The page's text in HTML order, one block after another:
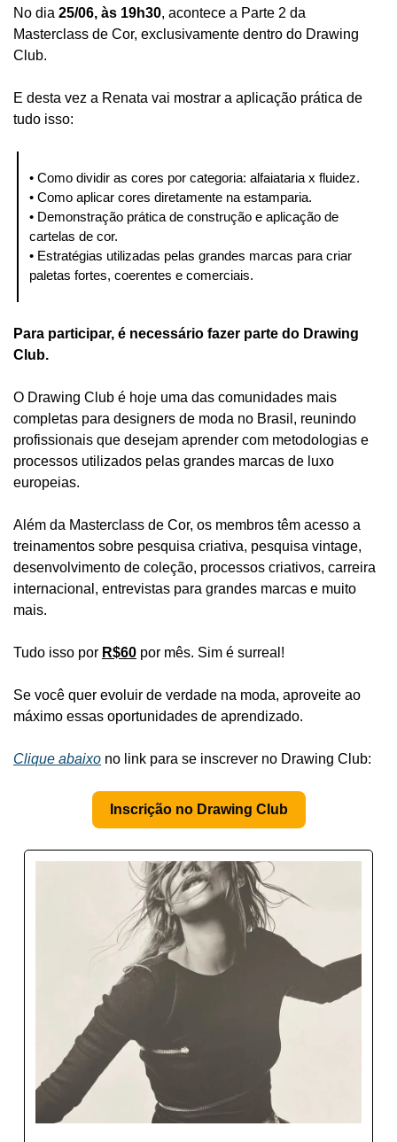
No dia 25/06, às 19h30, acontece a Parte 2 da
Masterclass de Cor, exclusivamente dentro do Drawing
Club.
E desta vez a Renata vai mostrar a aplicação prática de
tudo isso:
• Como dividir as cores por categoria: alfaiataria x fluidez.
• Como aplicar cores diretamente na estamparia.
• Demonstração prática de construção e aplicação de
cartelas de cor.
• Estratégias utilizadas pelas grandes marcas para criar
paletas fortes, coerentes e comerciais.
Para participar, é necessário fazer parte do Drawing
Club.
O Drawing Club é hoje uma das comunidades mais
completas para designers de moda no Brasil, reunindo
profissionais que desejam aprender com metodologias e
processos utilizados pelas grandes marcas de luxo
europeias.
Além da Masterclass de Cor, os membros têm acesso a
treinamentos sobre pesquisa criativa, pesquisa vintage,
desenvolvimento de coleção, processos criativos, carreira
internacional, entrevistas para grandes marcas e muito
mais.
Tudo isso por R$60 por mês. Sim é surreal!
Se você quer evoluir de verdade na moda, aproveite ao
máximo essas oportunidades de aprendizado.
Clique abaixo no link para se inscrever no Drawing Club:
Inscrição no Drawing Club